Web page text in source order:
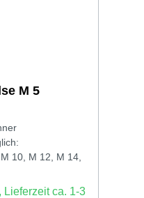
M 5
10, M 12, M 14,
Lieferzeit ca. 1-3